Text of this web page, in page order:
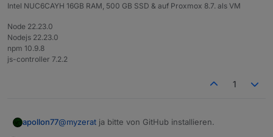
Intel NUC6CAYH 16GB RAM, 500 GB SSD & auf Proxmox 8.7. als VM
Node 22.23.0
Nodejs 22.23.0
npm 10.9.8
js-controller 7.2.2
1
apollon77@myzerat ja bitte von GitHub installieren.